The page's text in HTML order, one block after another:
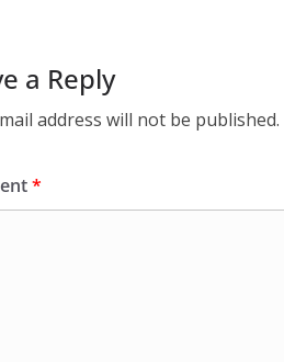
a Reply
address will not be published.
*